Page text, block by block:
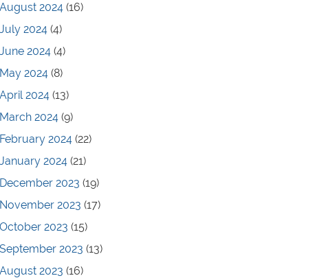
August 2024 (16)
July 2024 (4)
June 2024 (4)
May 2024 (8)
April 2024 (13)
March 2024 (9)
February 2024 (22)
January 2024 (21)
December 2023 (19)
November 2023 (17)
October 2023 (15)
September 2023 (13)
August 2023 (16)